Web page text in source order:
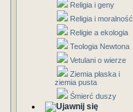
Religia i geny
Religia i moralność
Religie a ekologia
Teologia Newtona
Vetulani o wierze
Ziemia płaska i
ziemia pusta
Śmierć duszy